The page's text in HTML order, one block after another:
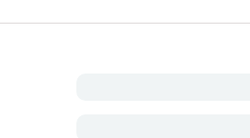
מוצאת את עצמה לכודה בין
אליזבת. היא יודעת שסכנה
חנה, שידה מובטחת
שלווה כפשוטת עם ובין
אמיץ לכמיהותיה